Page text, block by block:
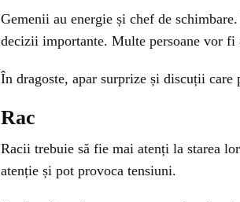
Gemenii au energie și chef de
decizii importante. Multe persoane vor fi
În dragoste, apar surprize și discuții
Rac
Racii trebuie să fie mai atenți la starea
atenție și pot provoca tensiuni.